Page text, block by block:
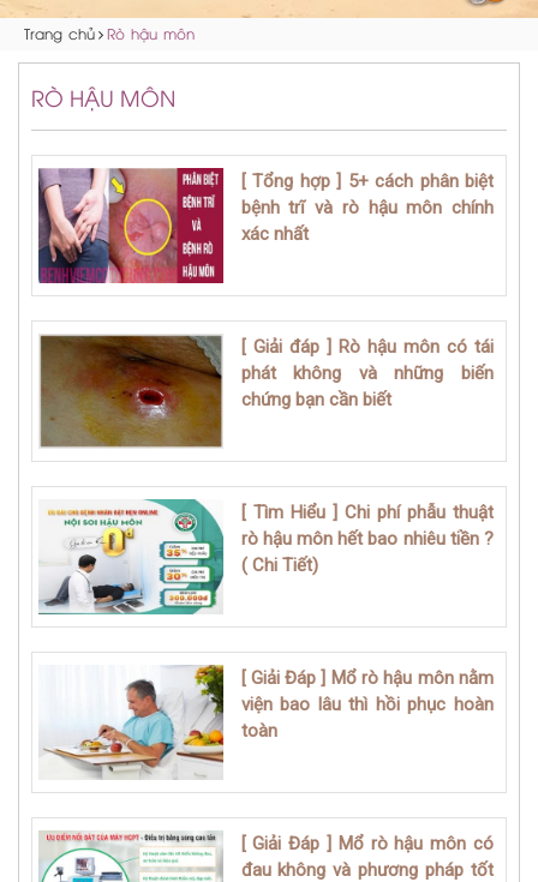
Trang chủ Rò hậu môn
RÒ HẬU MÔN
[ Tổng hợp ] 5+ cách phân biệt
bệnh trĩ và rò hậu môn chính
xác nhất
[ Giải đáp ] Rò hậu môn có tái
phát không và những biến
chứng bạn cần biết
[ Tìm Hiểu ] Chi phí phẫu thuật
rò hậu môn hết bao nhiêu tiền ?
( Chi Tiết)
[ Giải Đáp ] Mổ rò hậu môn nằm
viện bao lâu thì hồi phục hoàn
toàn
[ Giải Đáp ] Mổ rò hậu môn có
đau không và phương pháp tốt